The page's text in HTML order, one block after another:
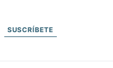
SUSCRÍBETE